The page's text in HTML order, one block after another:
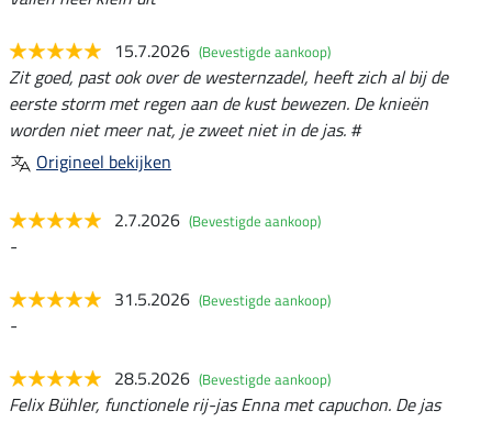
15.7.2026 (Bevestigde aankoop)
Zit goed, past ook over de westernzadel, heeft zich al bij de
eerste storm met regen aan de kust bewezen. De knieën
worden niet meer nat, je zweet niet in de jas. #
Origineel bekijken
2.7.2026 (Bevestigde aankoop)
-
31.5.2026 (Bevestigde aankoop)
-
28.5.2026 (Bevestigde aankoop)
Felix Bühler, functionele rij-jas Enna met capuchon. De jas